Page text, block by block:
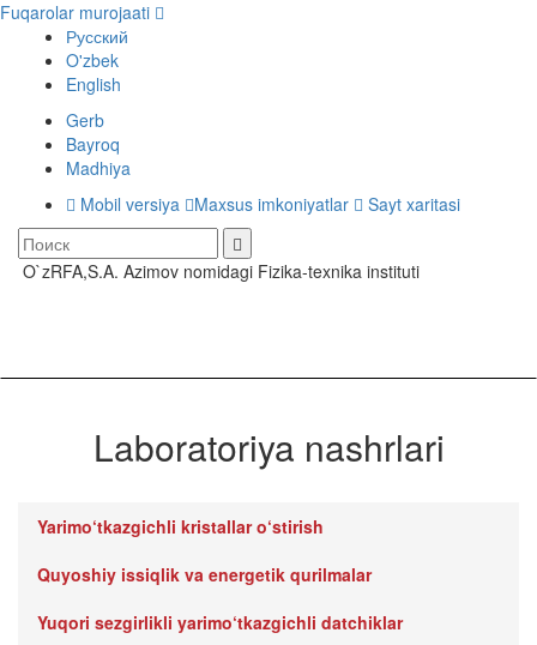
Fuqarolar murojaati
Русский
O'zbek
English
Gerb
Bayroq
Madhiya
Mobil versiya
Maxsus imkoniyatlar Sayt xaritasi
O`zRFA,S.A. Azimov nomidagi Fizika-texnika instituti
Laboratoriya nashrlari
Yarimo‘tkazgichli kristallar o‘stirish
Quyoshiy issiqlik va energetik qurilmalar
Yuqori sezgirlikli yarimo‘tkazgichli datchiklar